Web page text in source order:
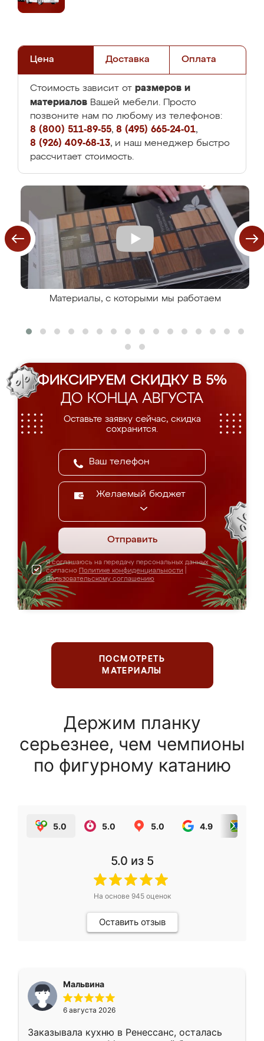
Цена Доставка Оплата
Стоимость зависит от размеров и
материалов Вашей мебели. Просто
позвоните нам по любому из телефонов:
8 (800) 511-89-55, 8 (495) 665-24-01,
8 (926) 409-68-13, и наш менеджер быстро
рассчитает стоимость.
Материалы, с которыми мы работаем
ФИКСИРУЕМ СКИДКУ В 5%
ДО КОНЦА АВГУСТА
Оставьте заявку сейчас, скидка
сохранится.
Желаемый бюджет
Отправить
Я соглашаюсь на передачу персональных данных
согласно Политике конфиденциальности
Пользовательскому соглашению
ПОСМОТРЕТЬ
МАТЕРИАЛЫ
Держим планку
серьезнее, чем чемпионы
по фигурному катанию
5.0 5.0 5.0 4.9
5.0 из 5
На основе 945оценок
Оставить отзыв
Мальвина
6 августа 2026
Заказывала кухню в Ренессанс, осталась